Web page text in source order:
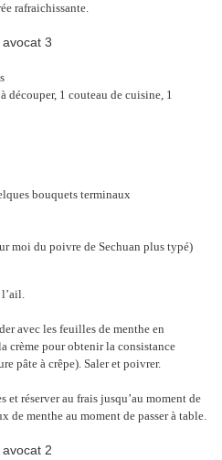
rafraichissante.
découper, 1 couteau de cuisine, 1
bouquets terminaux
moi du poivre de Sechuan plus typé)
avec les feuilles de menthe en
crème pour obtenir la consistance
pâte à crêpe). Saler et poivrer.
et réserver au frais jusqu’au moment de
de menthe au moment de passer à table.